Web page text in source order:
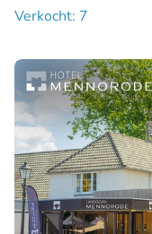
Verkocht: 7